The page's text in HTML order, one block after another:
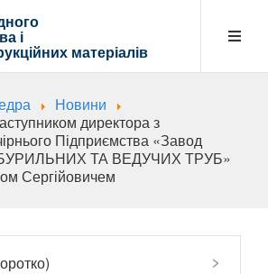
і
матеріалів
Кафедра
Абітурієнту
діяльність
Новини
директора з
Підприємства «Завод
ТА ВЕДУЧИХ ТРУБ»
Сергійовичем